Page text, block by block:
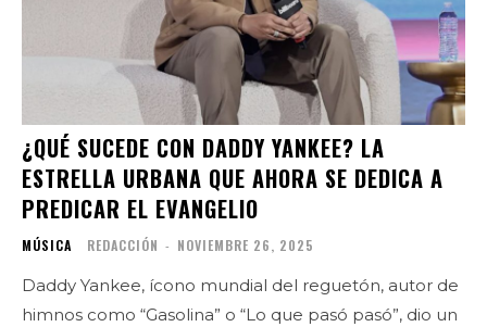
¿QUÉ SUCEDE CON DADDY YANKEE? LA
ESTRELLA URBANA QUE AHORA SE DEDICA A
PREDICAR EL EVANGELIO
MÚSICA REDACCIÓN - NOVIEMBRE 26, 2025
Daddy Yankee, ícono mundial del reguetón, autor de
himnos como “Gasolina” o “Lo que pasó pasó”, dio un